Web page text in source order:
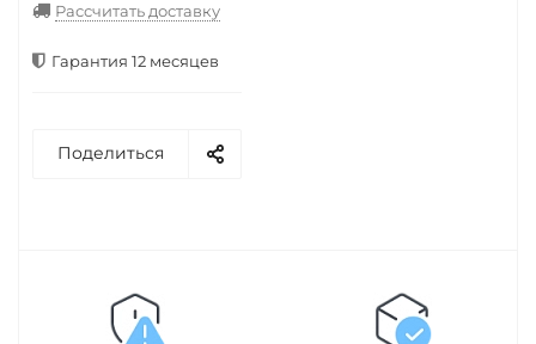
Рассчитать доставку
Гарантия 12 месяцев
Поделиться